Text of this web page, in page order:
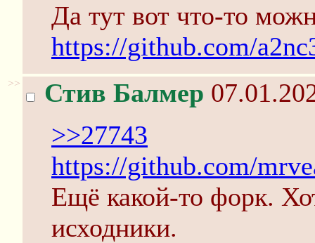
Да тут вот что-то
https://github.com/
>> Стив Балмер
>>27743
https://github.com/
Ещё какой-то форк.
исходники.